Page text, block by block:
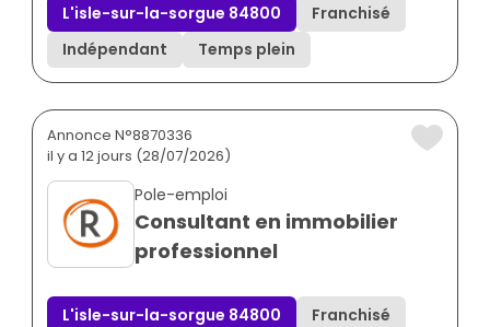
L'isle-sur-la-sorgue 84800
Franchisé
Indépendant
Temps plein
Annonce N°8870336
il y a 12 jours (28/07/2026)
Pole-emploi
Consultant en immobilier
professionnel
L'isle-sur-la-sorgue 84800
Franchisé